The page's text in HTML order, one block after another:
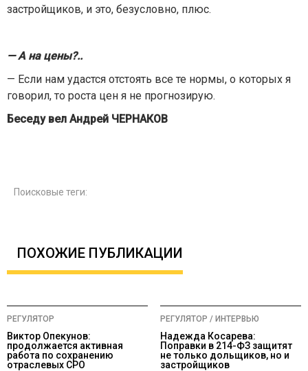
застройщиков, и это, безусловно, плюс.
— А на цены?..
— Если нам удастся отстоять все те нормы, о которых я
говорил, то роста цен я не прогнозирую.
Беседу вел Андрей ЧЕРНАКОВ
Поисковые теги:
ПОХОЖИЕ ПУБЛИКАЦИИ
РЕГУЛЯТОР
Виктор Опекунов:
продолжается активная
работа по сохранению
отраслевых СРО
РЕГУЛЯТОР / ИНТЕРВЬЮ
Надежда Косарева:
Поправки в 214-ФЗ защитят
не только дольщиков, но и
застройщиков